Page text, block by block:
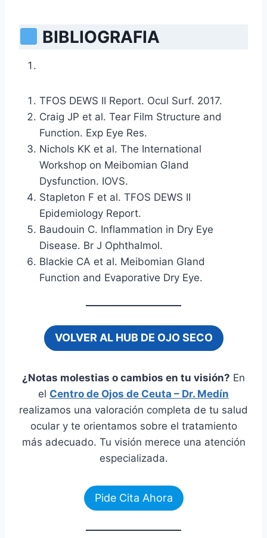
BIBLIOGRAFIA
TFOS DEWS II Report. Ocul Surf. 2017.
Craig JP et al. Tear Film Structure and
Function. Exp Eye Res.
Nichols KK et al. The International
Workshop on Meibomian Gland
Dysfunction. IOVS.
Stapleton F et al. TFOS DEWS II
Epidemiology Report.
Baudouin C. Inflammation in Dry Eye
Disease. Br J Ophthalmol.
Blackie CA et al. Meibomian Gland
Function and Evaporative Dry Eye.
VOLVER AL HUB DE OJO SECO
¿Notas molestias o cambios en tu visión? En
el Centro de Ojos de Ceuta – Dr. Medín
realizamos una valoración completa de tu salud
ocular y te orientamos sobre el tratamiento
más adecuado. Tu visión merece una atención
especializada.
Pide Cita Ahora